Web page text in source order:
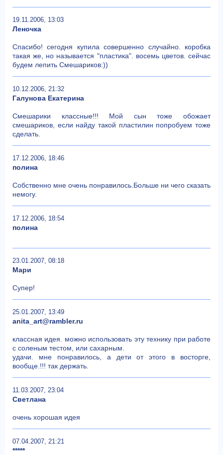
19.11.2006, 13:03
Леночка
Спасибо! сегодня купила совершенно случайно. коробка
такая же, но называется "пластика". восемь цветов. сейчас
будем лепить Смешариков:))
10.12.2006, 21:32
Галунова Екатерина
Смешарики классные!!! Мой сын тоже обожает
смешариков, если найду такой пластилин попробуем тоже
сделать.
17.12.2006, 18:46
полина
Собственно мне очень понравилось.Больше ни чего сказать
немогу.
17.12.2006, 18:54
полина
23.01.2007, 08:18
Мари
Супер!
25.01.2007, 13:49
anita_art@rambler.ru
классная идея. можно использовать эту технику при работе
с соленым тестом, или сахарным.
удачи. мне понравилось, а дети от этого в восторге,
вообще.!!! так держать.
11.03.2007, 23:04
Светлана
очень хорошая идея
07.04.2007, 21:21
*****